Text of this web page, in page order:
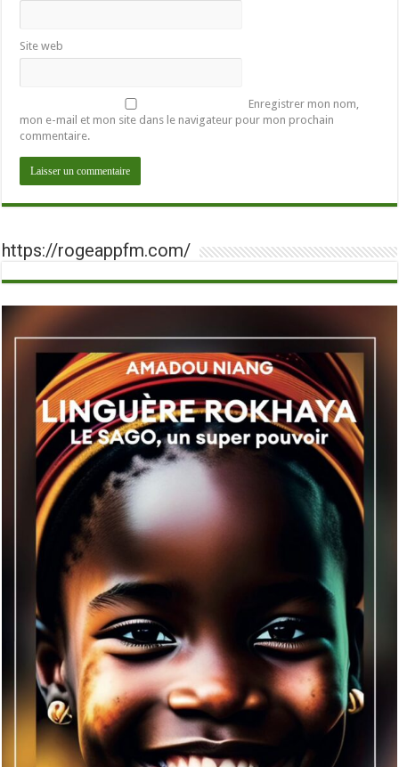
Site web
Enregistrer mon nom,
mon e-mail et mon site dans le navigateur pour mon prochain
commentaire.
https://rogeappfm.com/